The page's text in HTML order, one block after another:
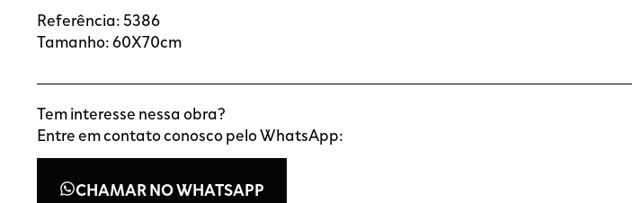
Referência: 5386
Tamanho: 60X70cm
Tem interesse nessa obra?
Entre em contato conosco pelo WhatsApp:
CHAMAR NO WHATSAPP